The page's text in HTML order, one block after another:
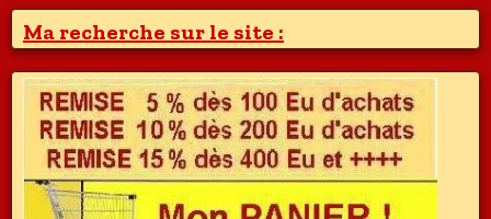
Ma recherche sur le site :